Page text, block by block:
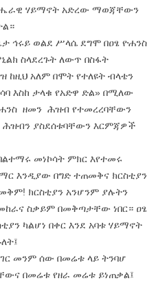
ሃይማኖት አድረው ማወጃቸውን
ኅሩይ ወልደ ሥላሴ ደግሞ በዐፄ ዮሐንስ
ስላደረጉት ለውጥ በስፋት
ከዚህ አለም በሞት የተለዩት ብላቴን
እስከ ታላቁ የአድዋ ድል» በሚለው
ዘመን ሕዝብ የተመረረባቸውን
ያስደሰቱባቸውን እርምጃዎች
መነኮሳት ምክር እየተመሩ
እንዲያው በግድ ተጠመቅና ክርስቲያን
ክርስቲያን አንሆንም ያሉትን
ስቃይም በመቅጣታቸው ነበር። ዐፄ
ካልሆነ በቀር እንደ አባቱ ሃይማኖት
መንም ሰው በመሬቱ ላይ ትንባሆ
በመሬቱ የዘራ መሬቱ ይነጠቃል፤